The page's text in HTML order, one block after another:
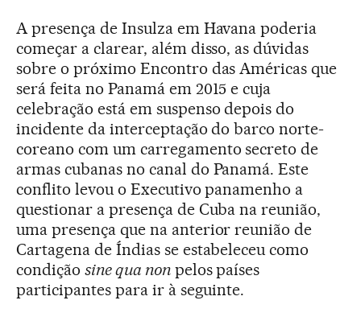
A presença de Insulza em Havana poderia
começar a clarear, além disso, as dúvidas
sobre o próximo Encontro das Américas que
será feita no Panamá em 2015 e cuja
celebração está em suspenso depois do
incidente da interceptação do barco norte-
coreano com um carregamento secreto de
armas cubanas no canal do Panamá. Este
conflito levou o Executivo panamenho a
questionar a presença de Cuba na reunião,
uma presença que na anterior reunião de
Cartagena de Índias se estabeleceu como
condição sine qua nonpelos países
participantes para ir à seguinte.